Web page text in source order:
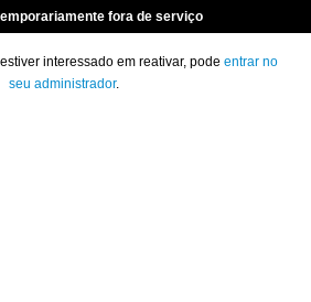
fora de serviço
interessado em reativar, pode entrar no
seu administrador.